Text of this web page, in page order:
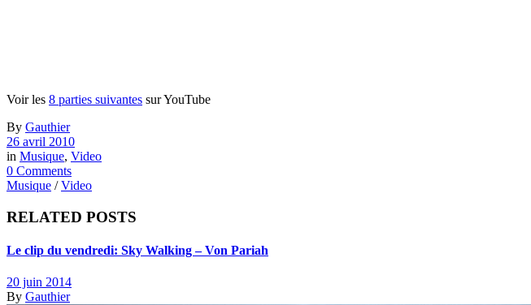
Voir les 8 parties suivantes sur YouTube
By Gauthier
26 avril 2010
in Musique, Video
0 Comments
Musique /Video
RELATED POSTS
Le clip du vendredi: Sky Walking – Von Pariah
20 juin 2014
By Gauthier